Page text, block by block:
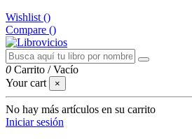
Wishlist ()
Compare ()
0 Carrito /Vacío
Your cart
×
No hay más artículos en su carrito
Iniciar sesión